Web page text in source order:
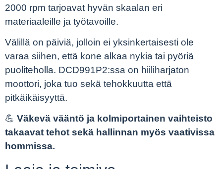
2000 rpm tarjoavat hyvän skaalan eri
materiaaleille ja työtavoille.
Välillä on päiviä, jolloin ei yksinkertaisesti ole
varaa siihen, että kone alkaa nykia tai pyöriä
puoliteholla. DCD991P2:ssa on hiiliharjaton
moottori, joka tuo sekä tehokkuutta että
pitkäikäisyyttä.
💪 Väkevä vääntö ja kolmiportainen vaihteisto
takaavat tehot sekä hallinnan myös vaativissa
hommissa.